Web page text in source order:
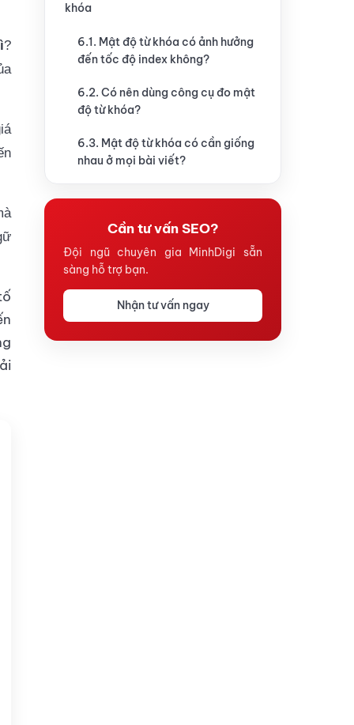
?
khóa
6.1. Mật độ từ khóa có ảnh hưởng
đến tốc độ index không?
6.2. Có nên dùng công cụ đo mật
độ từ khóa?
6.3. Mật độ từ khóa có cần giống
nhau ở mọi bài viết?
Cần tư vấn SEO?
Đội ngũ chuyên gia MinhDigi sẵn
sàng hỗ trợ bạn.
Nhận tư vấn ngay